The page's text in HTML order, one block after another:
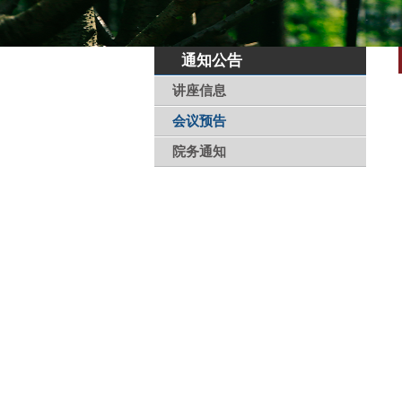
通知公告
讲座信息
会议预告
院务通知